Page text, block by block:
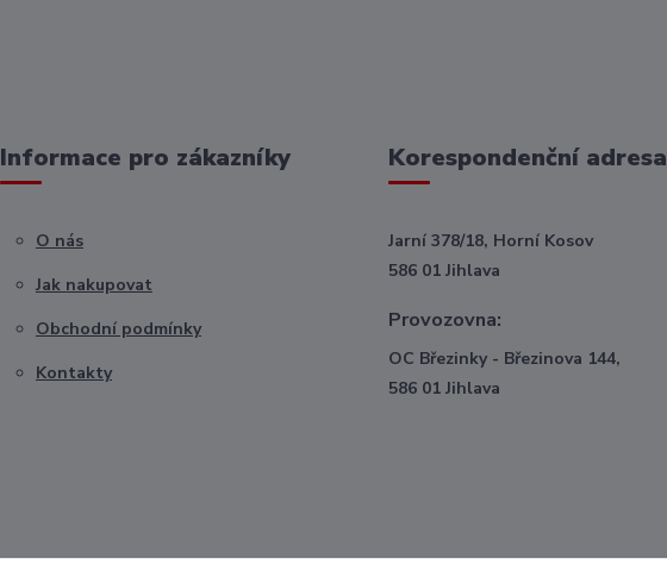
Informace pro zákazníky
O nás
Jak nakupovat
Obchodní podmínky
Kontakty
Korespondenční adresa
Jarní 378/18, Horní Kosov
586 01 Jihlava
Provozovna:
OC Březinky - Březinova 144,
586 01 Jihlava